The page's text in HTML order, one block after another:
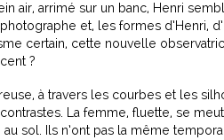
air, arrimé sur un banc, Henri
photographe et, les formes d’Henri,
certain, cette nouvelle
?
à travers les courbes et les
La femme, fluette, se
sol. Ils n’ont pas la même